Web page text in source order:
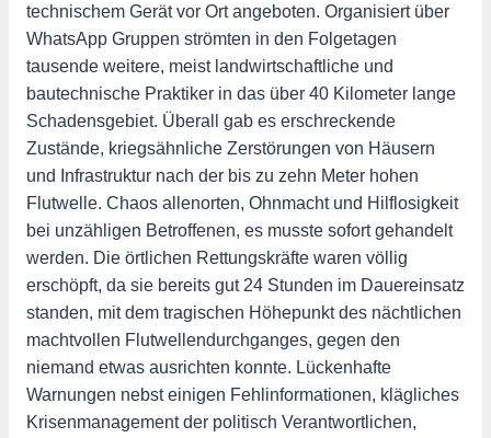
technischem Gerät vor Ort angeboten. Organisiert über
WhatsApp Gruppen strömten in den Folgetagen
tausende weitere, meist landwirtschaftliche und
bautechnische Praktiker in das über 40 Kilometer lange
Schadensgebiet. Überall gab es erschreckende
Zustände, kriegsähnliche Zerstörungen von Häusern
und Infrastruktur nach der bis zu zehn Meter hohen
Flutwelle. Chaos allenorten, Ohnmacht und Hilflosigkeit
bei unzähligen Betroffenen, es musste sofort gehandelt
werden. Die örtlichen Rettungskräfte waren völlig
erschöpft, da sie bereits gut 24 Stunden im Dauereinsatz
standen, mit dem tragischen Höhepunkt des nächtlichen
machtvollen Flutwellendurchganges, gegen den
niemand etwas ausrichten konnte. Lückenhafte
Warnungen nebst einigen Fehlinformationen, klägliches
Krisenmanagement der politisch Verantwortlichen,